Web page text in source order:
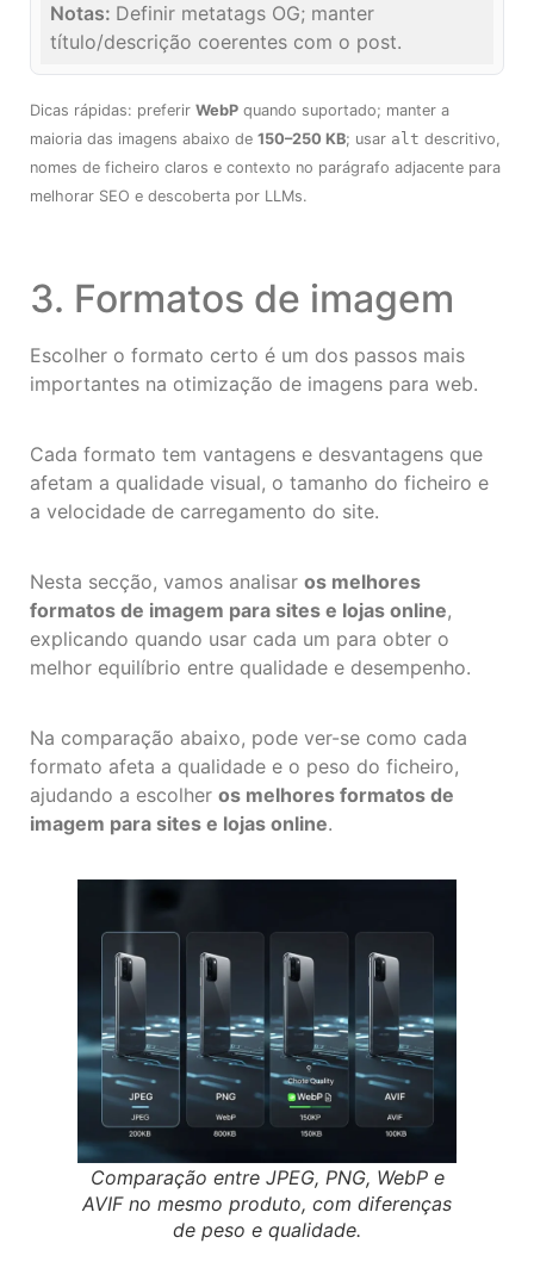
Definir metatags OG; manter
título/descrição coerentes com o post.
Dicas rápidas: preferir WebP quando suportado; manter a
maioria das imagens abaixo de 150–250 KB; usar alt descritivo,
nomes de ficheiro claros e contexto no parágrafo adjacente para
melhorar SEO e descoberta por LLMs.
3. Formatos de imagem
Escolher o formato certo é um dos passos mais
importantes na otimização de imagens para web.
Cada formato tem vantagens e desvantagens que
afetam a qualidade visual, o tamanho do ficheiro e
a velocidade de carregamento do site.
Nesta secção, vamos analisar os melhores
formatos de imagem para sites e lojas online,
explicando quando usar cada um para obter o
melhor equilíbrio entre qualidade e desempenho.
Na comparação abaixo, pode ver-se como cada
formato afeta a qualidade e o peso do ficheiro,
ajudando a escolher os melhores formatos de
imagem para sites e lojas online.
Comparação entre JPEG, PNG, WebP e
AVIF no mesmo produto, com diferenças
de peso e qualidade.